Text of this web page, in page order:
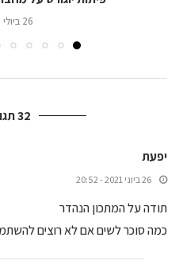
26 ביולי 2026
32 תגובות
יפעת
26 ביוני 2021 - 20:52
תודה על המתכון הנהדר
כמה סוכר לשים אם לא רוצים